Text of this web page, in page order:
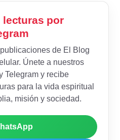
lecturas por
de El Blog
Únete a nuestros
Telegram y recibe
para la vida espiritual
misión y sociedad.